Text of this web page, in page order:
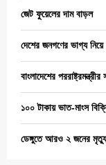
জেট ফুয়েলের দাম বাড়ল
দেশের জনগণের ভাগ্য নিয়ে
বাংলাদেশের
১০০ টাকায় ভাত-মাংস
ডেঙ্গুতে আরও ২ জনের মৃত্যু